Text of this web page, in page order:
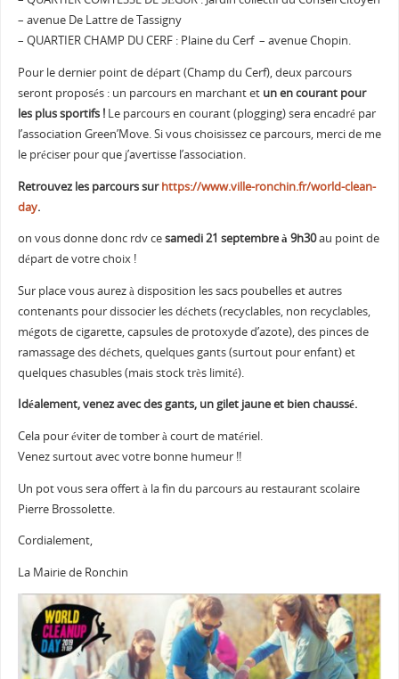
– avenue De Lattre de Tassigny
– QUARTIER CHAMP DU CERF : Plaine du Cerf – avenue Chopin.
Pour le dernier point de départ (Champ du Cerf), deux parcours
seront proposés : un parcours en marchant et un en courant pour
les plus sportifs !Le parcours en courant (plogging) sera encadré par
l’association Green’Move. Si vous choisissez ce parcours, merci de me
le préciser pour que j’avertisse l’association.
Retrouvez les parcours surhttps://www.ville-ronchin.fr/world-clean-
day.
on vous donne donc rdv cesamedi 21 septembre à 9h30au point de
départ de votre choix !
Sur place vous aurez à disposition les sacs poubelles et autres
contenants pour dissocier les déchets (recyclables, non recyclables,
mégots de cigarette, capsules de protoxyde d’azote), des pinces de
ramassage des déchets, quelques gants (surtout pour enfant) et
quelques chasubles (mais stock très limité).
Idéalement, venez avec des gants, un gilet jaune et bien chaussé.
Cela pour éviter de tomber à court de matériel.
Venez surtout avec votre bonne humeur !!
Un pot vous sera offert à la fin du parcours au restaurant scolaire
Pierre Brossolette.
Cordialement,
La Mairie de Ronchin